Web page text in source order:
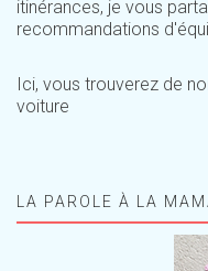
itinérances, je vous
recommandations
Ici, vous trouverez de
voiture
LA PAROLE À LA